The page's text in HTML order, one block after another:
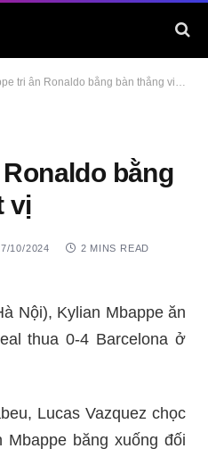
tri ân Ronaldo bằng bàn thắng việt vị
bằng
vị
10/2024 2 MINS READ
Nội), Kylian Mbappe ăn
thua 0-4 Barcelona ở
Lucas Vazquez chọc
băng xuống đối